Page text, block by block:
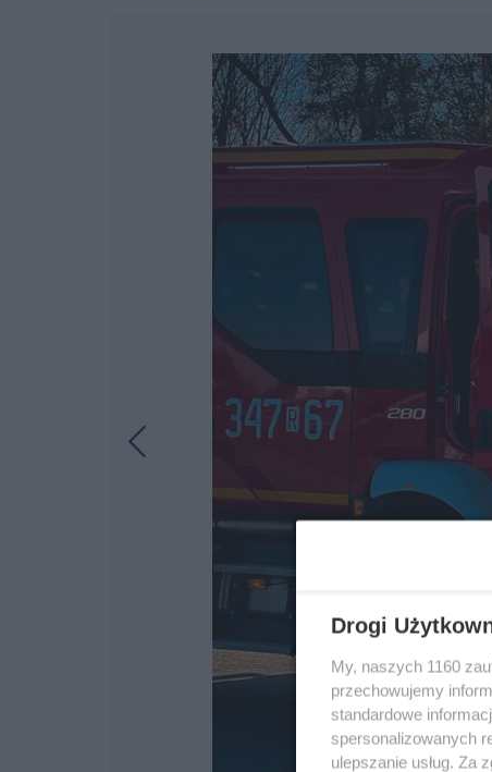
Drogi
My, naszych 1160
przechowujemy
standardowe
spersonalizowanych
ulepszanie usług. Za